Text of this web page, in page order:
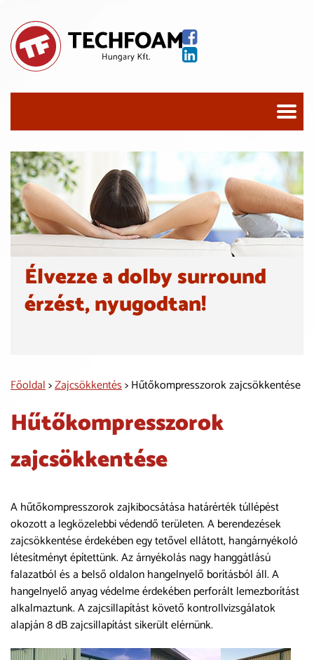
Élvezze a dolby surround
érzést, nyugodtan!
Főoldal>Zajcsökkentés> Hűtőkompresszorok zajcsökkentése
Hűtőkompresszorok
zajcsökkentése
A hűtőkompresszorok zajkibocsátása határérték túllépést
okozott a legközelebbi védendő területen. A berendezések
zajcsökkentése érdekében egy tetővel ellátott, hangárnyékoló
létesítményt építettünk. Az árnyékolás nagy hanggátlású
falazatból és a belső oldalon hangelnyelő borításból áll. A
hangelnyelő anyag védelme érdekében perforált lemezborítást
alkalmaztunk. A zajcsillapítást követő kontrollvizsgálatok
alapján 8 dB zajcsillapítást sikerült elérnünk.